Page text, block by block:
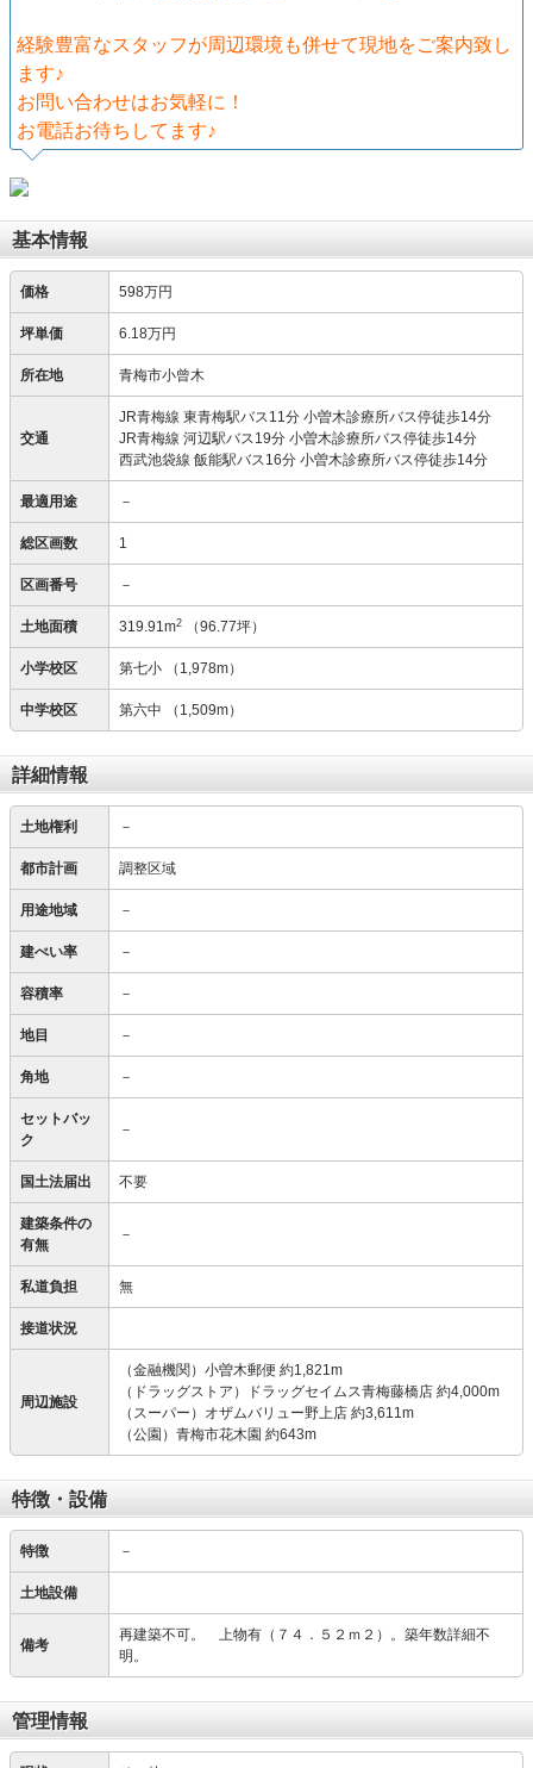
経験豊富なスタッフが周辺環境も併せて現地をご案内致し
ます♪
お問い合わせはお気軽に！
お電話お待ちしてます♪
基本情報
価格 598万円
坪単価 6.18万円
所在地 青梅市小曾木
交通
JR青梅線 東青梅駅バス11分 小曽木診療所バス停徒歩14分
JR青梅線 河辺駅バス19分 小曽木診療所バス停徒歩14分
西武池袋線 飯能駅バス16分 小曽木診療所バス停徒歩14分
最適用途 －
総区画数 1
区画番号 －
土地面積 319.91m2 （96.77坪）
小学校区 第七小 （1,978m）
中学校区 第六中 （1,509m）
詳細情報
土地権利 －
都市計画 調整区域
用途地域 －
建ぺい率 －
容積率 －
地目 －
角地 －
セットバッ
ク
－
国土法届出 不要
建築条件の
有無
－
私道負担 無
接道状況
周辺施設
（金融機関）小曽木郵便 約1,821m
（ドラッグストア）ドラッグセイムス青梅藤橋店 約4,000m
（スーパー）オザムバリュー野上店 約3,611m
（公園）青梅市花木園 約643m
特徴・設備
特徴 －
土地設備
備考
再建築不可。 上物有（７４．５２ｍ２）。築年数詳細不
明。
管理情報